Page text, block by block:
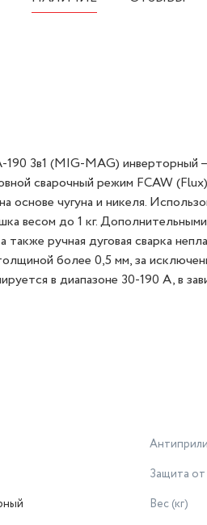
3в1 (MIG-MAG) инверторный
сварочный режим FCAW
основе чугуна и никеля.
весом до 1 кг.
ручная дуговая сварка
более 0,5 мм, за
в диапазоне 30-190 А, в
Защита от
Вес (кг)